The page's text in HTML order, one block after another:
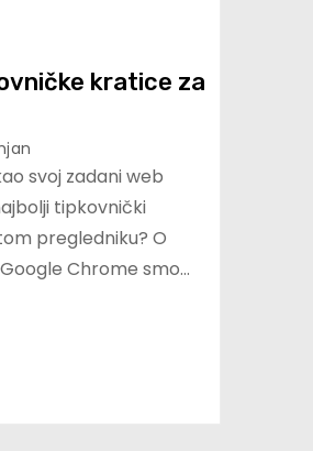
kratice za
svoj zadani web
tipkovnički
pregledniku? O
Chrome smo…